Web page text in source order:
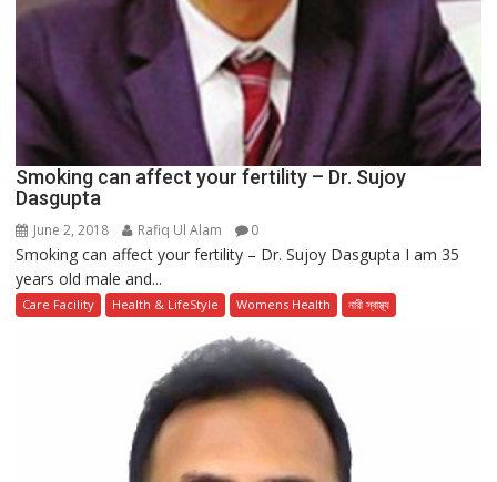
Smoking can affect your fertility – Dr. Sujoy
Dasgupta
June 2, 2018 Rafiq Ul Alam 0
Smoking can affect your fertility – Dr. Sujoy Dasgupta I am 35
years old male and...
Care Facility Health & LifeStyle Womens Health নারী স্বাস্থ্য